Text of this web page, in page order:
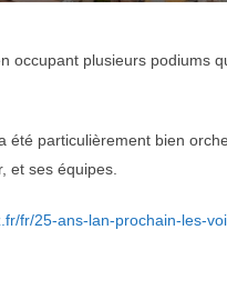
occupant plusieurs podiums
été particulièrement bien
et ses équipes.
fr/25-ans-lan-prochain-les-